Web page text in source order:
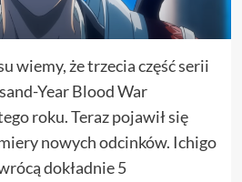
wiemy, że trzecia część serii
Year Blood War
roku. Teraz pojawił się
nowych odcinków. Ichigo
dokładnie 5